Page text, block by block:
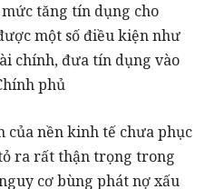
tăng tín dụng cho
một số điều kiện như
chính, đưa tín dụng vào
phủ
của nền kinh tế chưa phục
ra rất thận trọng trong
cơ bùng phát nợ xấu